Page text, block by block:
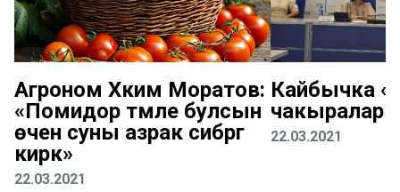
Агроном Хәким Моратов:
«Помидор тәмле булсын
өчен суны азрак сибәргә
кирәк»
22.03.2021
Кайбычка
чакыралар
22.03.2021